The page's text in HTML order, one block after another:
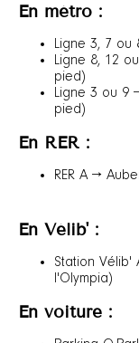
En métro :
Ligne 3, 7
Ligne 8, 12
pied)
Ligne 3 ou 9
pied)
En RER :
RER A →
En Vélib' :
Station
l'Olympia)
En voiture :